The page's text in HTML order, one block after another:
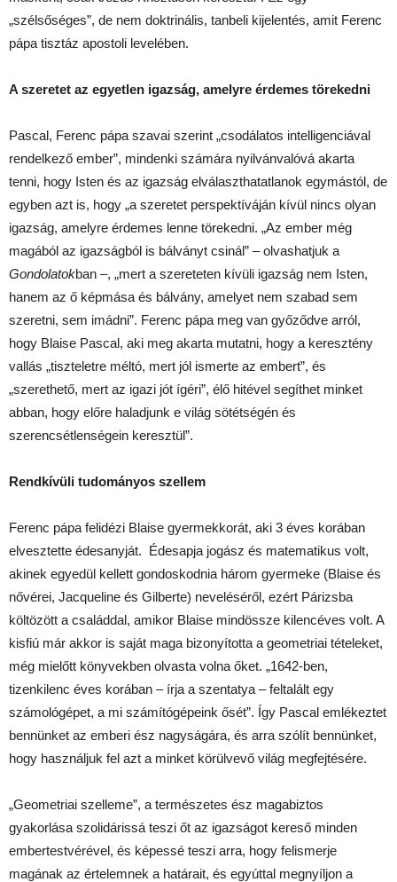
„szélsőséges”, de nem doktrinális, tanbeli kijelentés, amit Ferenc
pápa tisztáz apostoli levelében.
A szeretet az egyetlen igazság, amelyre érdemes törekedni
Pascal, Ferenc pápa szavai szerint „csodálatos intelligenciával
rendelkező ember”, mindenki számára nyilvánvalóvá akarta
tenni, hogy Isten és az igazság elválaszthatatlanok egymástól, de
egyben azt is, hogy „a szeretet perspektíváján kívül nincs olyan
igazság, amelyre érdemes lenne törekedni. „Az ember még
magából az igazságból is bálványt csinál” – olvashatjuk a
Gondolatokban –, „mert a szereteten kívüli igazság nem Isten,
hanem az ő képmása és bálvány, amelyet nem szabad sem
szeretni, sem imádni”. Ferenc pápa meg van győződve arról,
hogy Blaise Pascal, aki meg akarta mutatni, hogy a keresztény
vallás „tiszteletre méltó, mert jól ismerte az embert”, és
„szerethető, mert az igazi jót ígéri”, élő hitével segíthet minket
abban, hogy előre haladjunk e világ sötétségén és
szerencsétlenségein keresztül”.
Rendkívüli tudományos szellem
Ferenc pápa felidézi Blaise gyermekkorát, aki 3 éves korában
elvesztette édesanyját. Édesapja jogász és matematikus volt,
akinek egyedül kellett gondoskodnia három gyermeke (Blaise és
nővérei, Jacqueline és Gilberte) neveléséről, ezért Párizsba
költözött a családdal, amikor Blaise mindössze kilencéves volt. A
kisfiú már akkor is saját maga bizonyította a geometriai tételeket,
még mielőtt könyvekben olvasta volna őket. „1642-ben,
tizenkilenc éves korában – írja a szentatya – feltalált egy
számológépet, a mi számítógépeink ősét”. Így Pascal emlékeztet
bennünket az emberi ész nagyságára, és arra szólít bennünket,
hogy használjuk fel azt a minket körülvevő világ megfejtésére.
„Geometriai szelleme”, a természetes ész magabiztos
gyakorlása szolidárissá teszi őt az igazságot kereső minden
embertestvérével, és képessé teszi arra, hogy felismerje
magának az értelemnek a határait, és egyúttal megnyíljon a